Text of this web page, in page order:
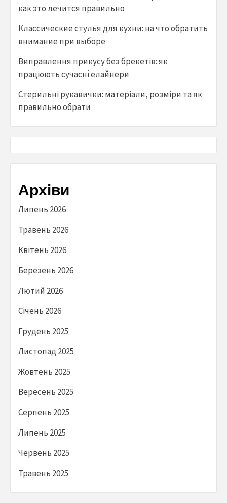
как это лечится правильно
Классические стулья для кухни: на что обратить
внимание при выборе
Виправлення прикусу без брекетів: як
працюють сучасні елайнери
Стерильні рукавички: матеріали, розміри та як
правильно обрати
Архіви
Липень 2026
Травень 2026
Квітень 2026
Березень 2026
Лютий 2026
Січень 2026
Грудень 2025
Листопад 2025
Жовтень 2025
Вересень 2025
Серпень 2025
Липень 2025
Червень 2025
Травень 2025